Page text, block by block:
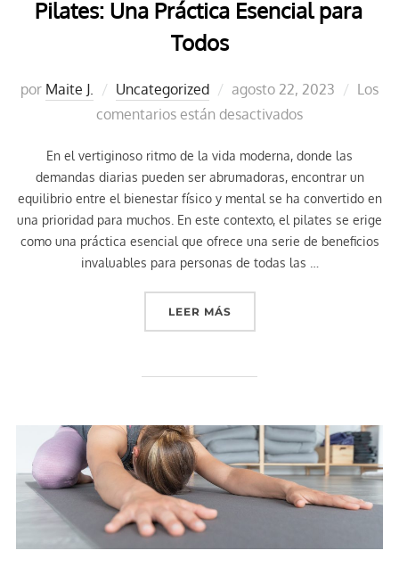
Pilates: Una Práctica Esencial para
Todos
por Maite J. Uncategorized
Publicado
el
agosto 22, 2023
Los
comentarios están desactivados
En el vertiginoso ritmo de la vida moderna, donde las
demandas diarias pueden ser abrumadoras, encontrar un
equilibrio entre el bienestar físico y mental se ha convertido en
una prioridad para muchos. En este contexto, el pilates se erige
como una práctica esencial que ofrece una serie de beneficios
invaluables para personas de todas las …
LEER MÁS«PILATES: UNA PRÁCTICA